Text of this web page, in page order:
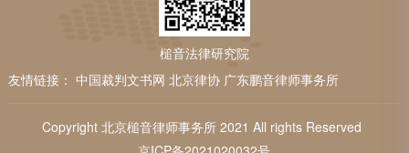
槌音法律研究院
友情链接： 中国裁判文书网 北京律协 广东鹏音律师事务所
Copyright 北京槌音律师事务所 2021 All rights Reserved